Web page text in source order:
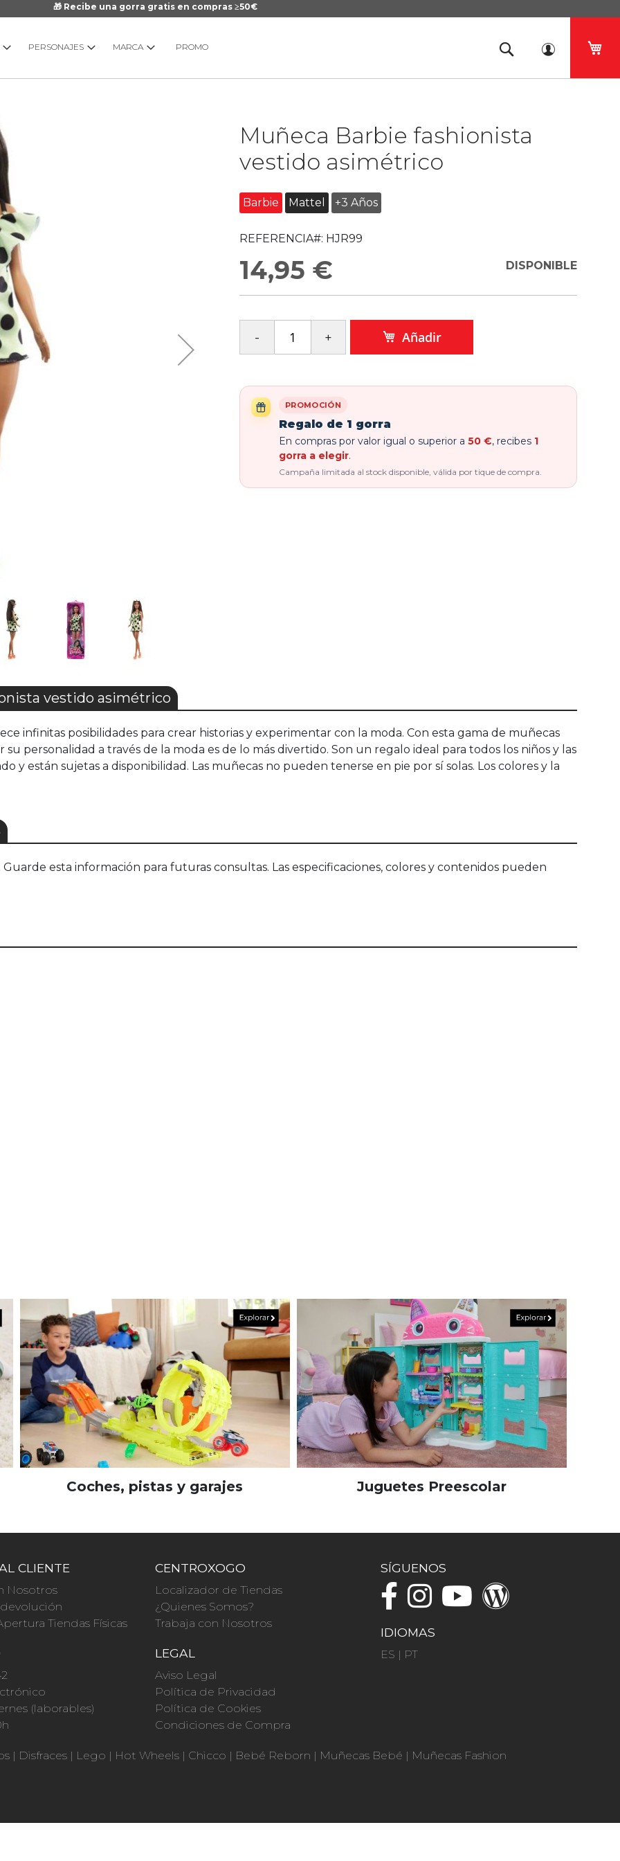
🎁 Recibe una gorra gratis en compras ≥50€
PERSONAJES MARCA PROMO
Muñeca Barbie fashionista
vestido asimétrico
Barbie Mattel +3 Años
REFERENCIA#: HJR99
14,95 € DISPONIBLE
Añadir
PROMOCIÓN
Regalo de 1 gorra
En compras por valor igual o superior a 50 €, recibes 1
gorra a elegir.
Campaña limitada al stock disponible, válida por tique de compra.
galería
imágenes
vestido asimétrico
infinitas posibilidades para crear historias y experimentar con la moda. Con esta gama de muñecas
personalidad a través de la moda es de lo más divertido. Son un regalo ideal para todos los niños y las
y están sujetas a disponibilidad. Las muñecas no pueden tenerse en pie por sí solas. Los colores y la
esta información para futuras consultas. Las especificaciones, colores y contenidos pueden
Coches, pistas y garajes Juguetes Preescolar
CLIENTE
Nosotros
Tiendas Físicas
(laborables)
CENTROXOGO
Localizador de Tiendas
¿Quienes Somos?
Trabaja con Nosotros
LEGAL
Aviso Legal
Política de Privacidad
Política de Cookies
Condiciones de Compra
SÍGUENOS
IDIOMAS
ES | PT
| Disfraces | Lego | Hot Wheels | Chicco | Bebé Reborn | Muñecas Bebé | Muñecas Fashion